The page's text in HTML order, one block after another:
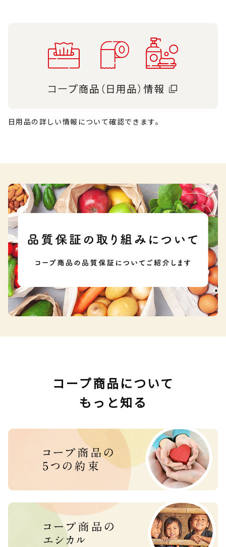
日用品の詳しい情報について確認できます。
コープ商品について
もっと知る